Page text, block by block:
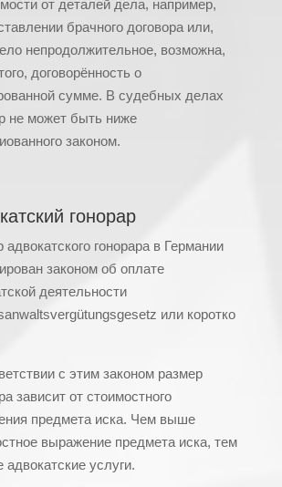
от деталей дела, например,
брачного договора или,
непродолжительное, возможна,
договорённость о
сумме. В судебных делах
не может быть ниже
законом.
гонорар
адвокатского гонорара в Германии
законом об оплате
деятельности
или коротко
с этим законом размер
зависит от стоимостного
предмета иска. Чем выше
выражение предмета иска, тем
адвокатские услуги.